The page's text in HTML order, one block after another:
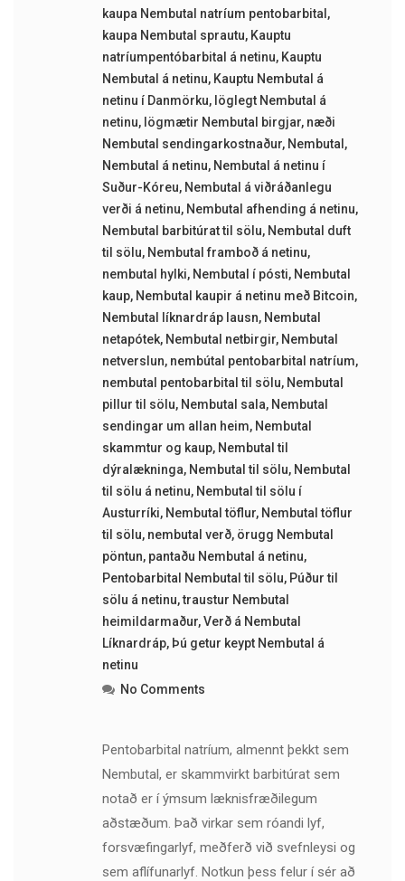
kaupa Nembutal natríum pentobarbital ,
kaupa Nembutal sprautu, Kauptu
natríumpentóbarbital á netinu, Kauptu
Nembutal á netinu, Kauptu Nembutal á
netinu í Danmörku, löglegt Nembutal á
netinu, lögmætir Nembutal birgjar, næði
Nembutal sendingarkostnaður, Nembutal ,
Nembutal á netinu, Nembutal á netinu í
Suður-Kóreu, Nembutal á viðráðanlegu
verði á netinu, Nembutal afhending á netinu,
Nembutal barbitúrat til sölu, Nembutal duft
til sölu, Nembutal framboð á netinu,
nembutal hylki, Nembutal í pósti, Nembutal
kaup, Nembutal kaupir á netinu með Bitcoin,
Nembutal líknardráp lausn, Nembutal
netapótek, Nembutal netbirgir, Nembutal
netverslun, nembútal pentobarbital natríum,
nembutal pentobarbital til sölu, Nembutal
pillur til sölu, Nembutal sala, Nembutal
sendingar um allan heim, Nembutal
skammtur og kaup, Nembutal til
dýralækninga, Nembutal til sölu, Nembutal
til sölu á netinu, Nembutal til sölu í
Austurríki, Nembutal töflur, Nembutal töflur
til sölu, nembutal verð, örugg Nembutal
pöntun, pantaðu Nembutal á netinu,
Pentobarbital Nembutal til sölu, Púður til
sölu á netinu,traustur Nembutal
heimildarmaður,Verð á Nembutal
Líknardráp, Þú getur keypt Nembutal á
netinu
No Comments
Pentobarbital natríum, almennt þekkt sem
Nembutal, er skammvirkt barbitúrat sem
notað er í ýmsum læknisfræðilegum
aðstæðum. Það virkar sem róandi lyf,
forsvæfingarlyf, meðferð við svefnleysi og
sem aflífunarlyf. Notkun þess felur í sér að